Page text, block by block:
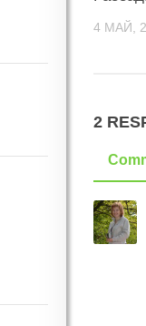
4 МАЙ,
2